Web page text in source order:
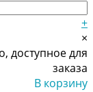
+
×
доступное для
заказа
В корзину